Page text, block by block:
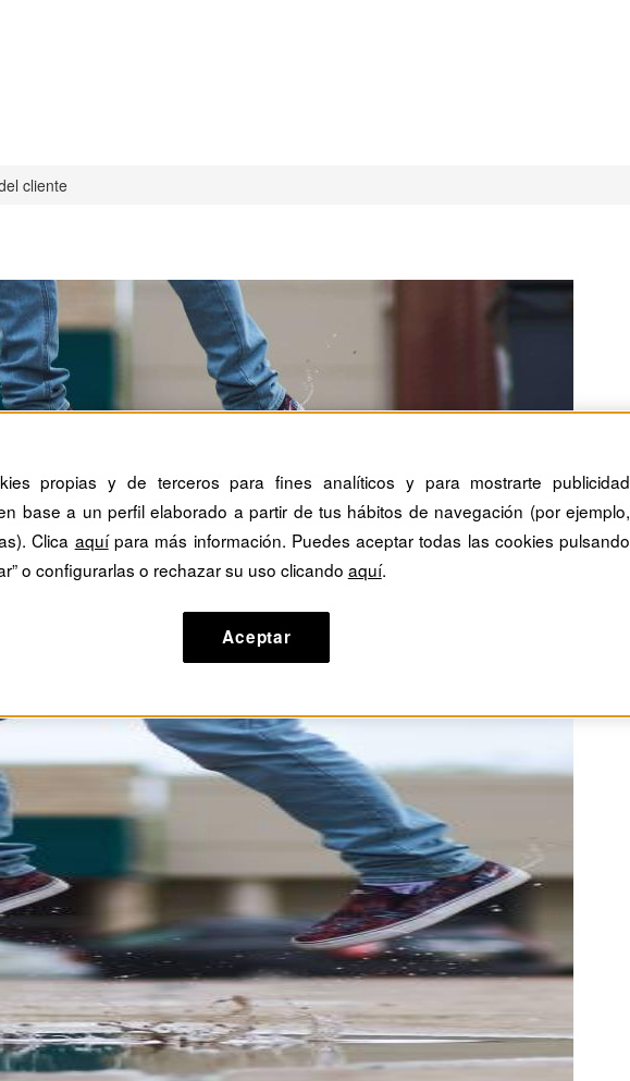
cliente
propias y de terceros para fines analíticos y para mostrarte publicidad
base a un perfil elaborado a partir de tus hábitos de navegación (por ejemplo,
Clica aquípara más información. Puedes aceptar todas las cookies pulsando
o configurarlas o rechazar su uso clicando aquí.
Aceptar